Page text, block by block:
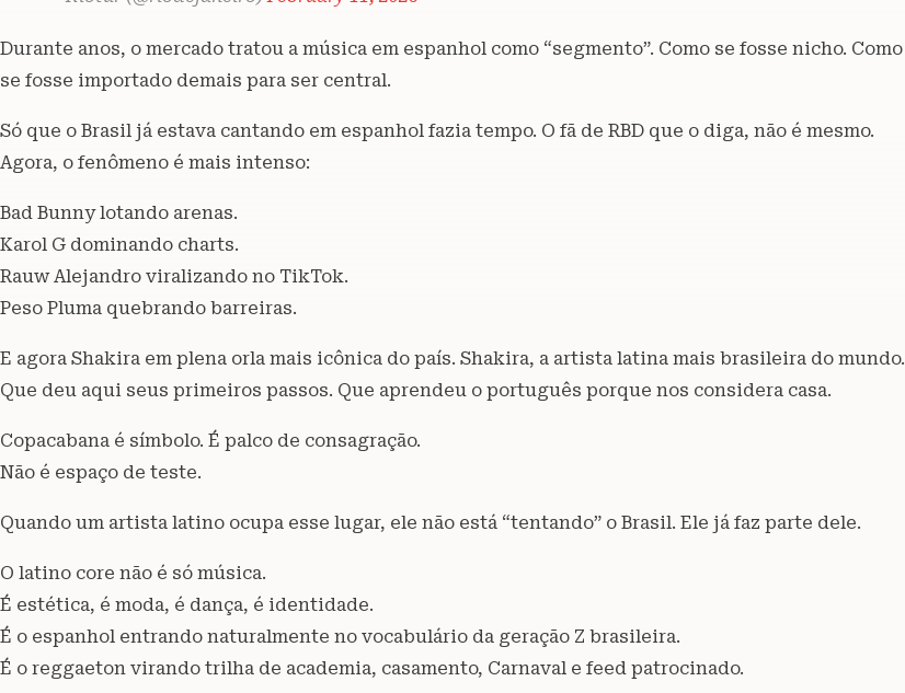
Durante anos, o mercado tratou a música em espanhol como “segmento”. Como se fosse nicho. Como
se fosse importado demais para ser central.
Só que o Brasil já estava cantando em espanhol fazia tempo. O fã de RBD que o diga, não é mesmo.
Agora, o fenômeno é mais intenso:
Bad Bunny lotando arenas.
Karol G dominando charts.
Rauw Alejandro viralizando no TikTok.
Peso Pluma quebrando barreiras.
E agora Shakira em plena orla mais icônica do país. Shakira, a artista latina mais brasileira do mundo.
Que deu aqui seus primeiros passos. Que aprendeu o português porque nos considera casa.
Copacabana é símbolo. É palco de consagração.
Não é espaço de teste.
Quando um artista latino ocupa esse lugar, ele não está “tentando” o Brasil. Ele já faz parte dele.
O latino core não é só música.
É estética, é moda, é dança, é identidade.
É o espanhol entrando naturalmente no vocabulário da geração Z brasileira.
É o reggaeton virando trilha de academia, casamento, Carnaval e feed patrocinado.